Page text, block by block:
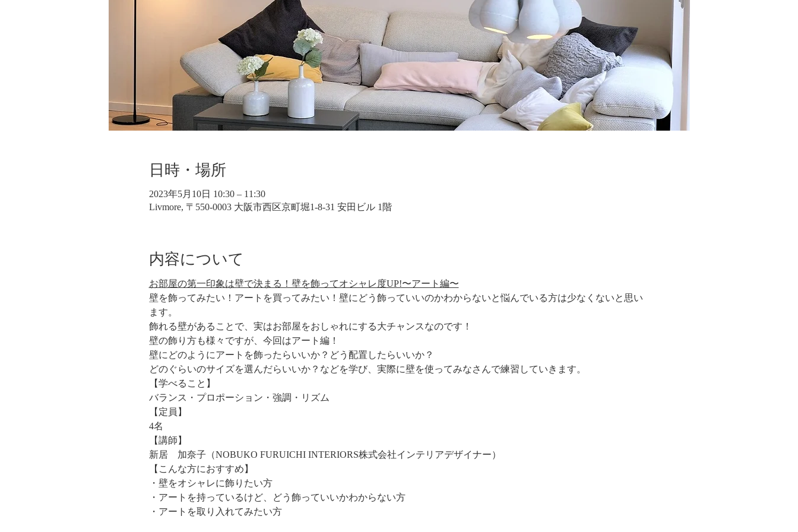
日時・場所
2023年5月10日 10:30 – 11:30
Livmore, 〒550-0003 大阪市西区京町堀1-8-31 安田ビル 1階
内容について
お部屋の第一印象は壁で決まる！壁を飾ってオシャレ度UP!〜アート編〜
壁を飾ってみたい！アートを買ってみたい！壁にどう飾っていいのかわからないと悩んでいる方は少なくないと思い
ます。
飾れる壁があることで、実はお部屋をおしゃれにする大チャンスなのです！
壁の飾り方も様々ですが、今回はアート編！
壁にどのようにアートを飾ったらいいか？どう配置したらいいか？
どのぐらいのサイズを選んだらいいか？などを学び、実際に壁を使ってみなさんで練習していきます。
【学べること】
バランス・プロポーション・強調・リズム
【定員】
4名
【講師】
新居　加奈子（NOBUKO FURUICHI INTERIORS株式会社インテリアデザイナー）
【こんな方におすすめ】
・壁をオシャレに飾りたい方
・アートを持っているけど、どう飾っていいかわからない方
・アートを取り入れてみたい方